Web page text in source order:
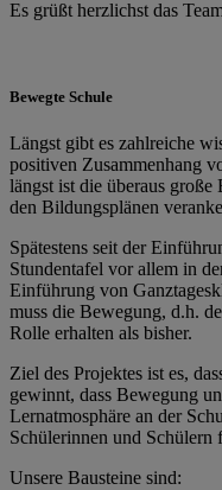
Es grüßt herzlichst das
Bewegte Schule
Längst gibt es zahlreiche
positiven Zusammenhang
längst ist die überaus
den Bildungsplänen
Spätestens seit der
Stundentafel vor allem in
Einführung von
muss die Bewegung, d.h.
Rolle erhalten als bisher.
Ziel des Projektes ist es,
gewinnt, dass Bewegung
Lernatmosphäre an der
Schülerinnen und Schülern
Unsere Bausteine sind: